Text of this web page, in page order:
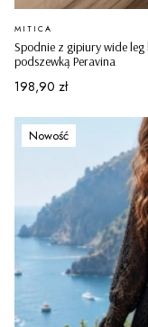
Spodnie z gipiury wide
podszewką Peravina
PRODUCENT
MITICA
Cena
198,90 zł
Nowość